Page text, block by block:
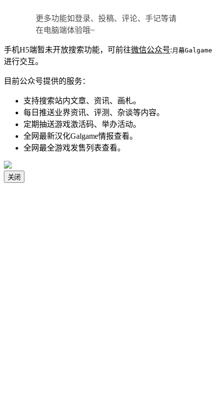
更多功能如登录、投稿、评论、手记等请
在电脑端体验哦~
手机H5端暂未开放搜索功能，可前往微信公众号:月幕Galgame
进行交互。
目前公众号提供的服务：
支持搜索站内文章、资讯、画札。
每日推送业界资讯、评测、杂谈等内容。
定期抽送游戏激活码、举办活动。
全网最新汉化Galgame情报查看。
全网最全游戏发售列表查看。
关闭